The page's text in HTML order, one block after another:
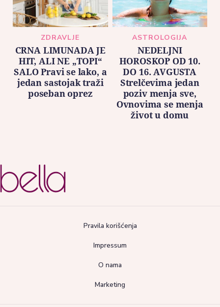
ZDRAVLJE
CRNA LIMUNADA JE
HIT, ALI NE „TOPI“
SALO Pravi se lako, a
jedan sastojak traži
poseban oprez
ASTROLOGIJA
NEDELJNI
HOROSKOP OD 10.
DO 16. AVGUSTA
Strelčevima jedan
poziv menja sve,
Ovnovima se menja
život u domu
Pravila korišćenja
Impressum
O nama
Marketing